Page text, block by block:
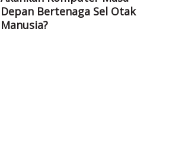
Depan Bertenaga Sel Otak
Manusia?